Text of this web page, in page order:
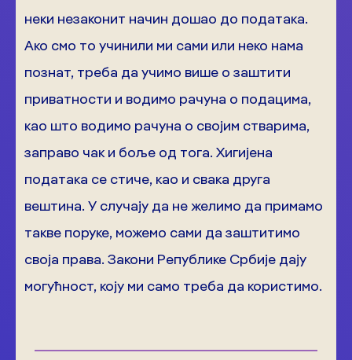
неки незаконит начин дошао до података.
Ако смо то учинили ми сами или неко нама
познат, треба да учимо више о заштити
приватности и водимо рачуна о подацима,
као што водимо рачуна о својим стварима,
заправо чак и боље од тога. Хигијена
података се стиче, као и свака друга
вештина. У случају да не желимо да примамо
такве поруке, можемо сами да заштитимо
своја права. Закони Републике Србије дају
могућност, коју ми само треба да користимо.